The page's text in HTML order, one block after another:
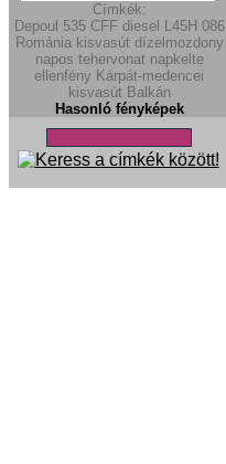
Címkék:
Depoul 535 CFF diesel L45H 086
Románia kisvasút dízelmozdony
napos tehervonat napkelte
ellenfény Kárpát-medencei
kisvasút Balkán
Hasonló fényképek